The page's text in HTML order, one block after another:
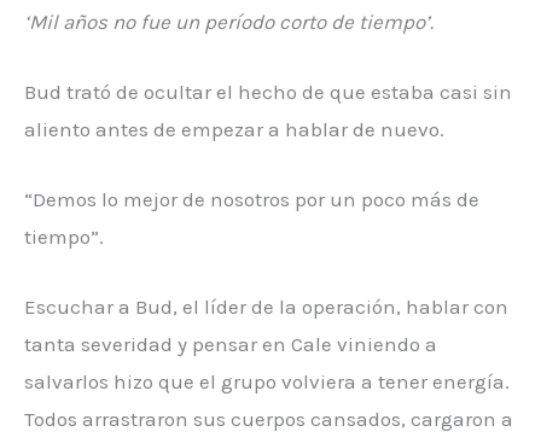
‘Mil años no fue un período corto de tiempo’.
Bud trató de ocultar el hecho de que estaba casi sin
aliento antes de empezar a hablar de nuevo.
“Demos lo mejor de nosotros por un poco más de
tiempo”.
Escuchar a Bud, el líder de la operación, hablar con
tanta severidad y pensar en Cale viniendo a
salvarlos hizo que el grupo volviera a tener energía.
Todos arrastraron sus cuerpos cansados, cargaron a